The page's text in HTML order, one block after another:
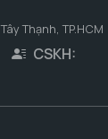
Thạnh, TP.HCM
CSKH: